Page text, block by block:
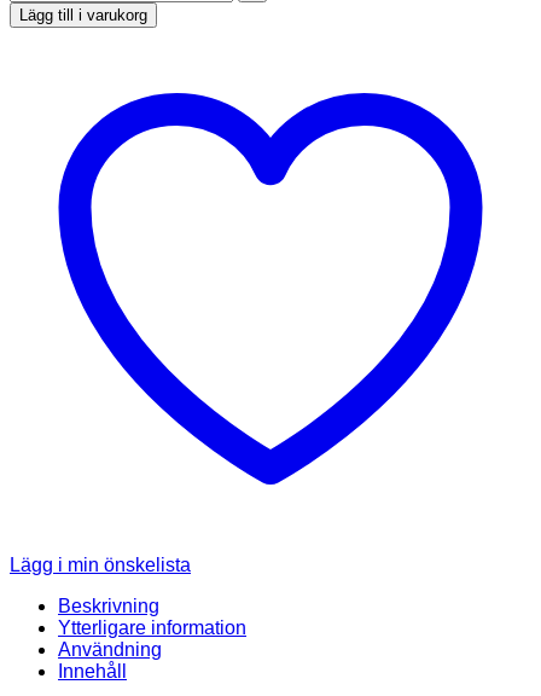
Lägg till i varukorg
Lägg i min önskelista
Beskrivning
Ytterligare information
Användning
Innehåll